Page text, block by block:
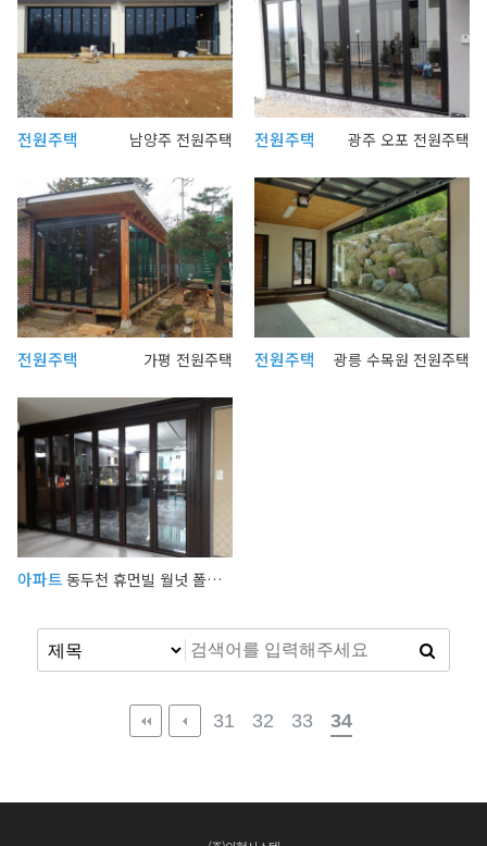
전원주택 남양주 전원주택 전원주택 광주 오포 전원주택
전원주택 가평 전원주택 전원주택 광릉 수목원 전원주택
아파트 동두천 휴먼빌 월넛 폴딩도어
31 32 33 34